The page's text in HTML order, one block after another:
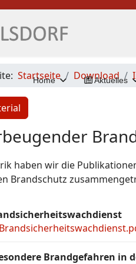
Home Aktuelles
Startseite Download
haben wir die
Brandschutz
Brandgefahren in